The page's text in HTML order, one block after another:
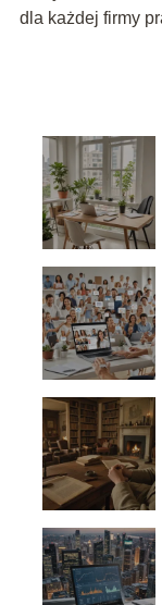
dla każdej firmy